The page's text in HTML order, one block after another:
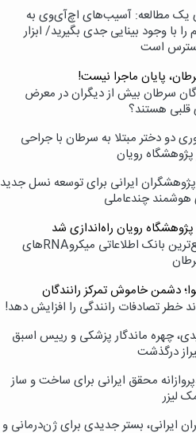
یک مطالعه: آسیب‌های اچ‌آی‌وی به
با وجود بینایی جدی بگیرید/ ابزار
است
پایان ماجرا نیست!
سرطان بیش از دیگران در معرض
قلبی هستند؟
دو دختر مبتلا به سرطان با جراحی
پژوهشگاه رویان
ایرانی برای توسعه نسل جدید
هوشمند چندعاملی
رویان راه‌اندازی شد
نامیرا؛ جامع‌ترین بانک اطلاعاتی میکروRNAهای
دشمن خاموش تمرکز رانندگان
خطر تصادفات رانندگی را افزایش دهد!
چهره ماندگار پزشکی و رییس اسبق
درگذشت
محقق ایرانی برای ساخت و ساز
لیزر
ایرانی، بستر جدیدی برای ژن‌درمانی و